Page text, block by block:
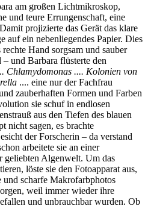
am großen Lichtmikroskop,
und teure Errungenschaft, eine
projizierte das Gerät das klare
auf ein nebenliegendes Papier. Dies
Hand sorgsam und sauber
und Barbara flüsterte den
Chlamydomonas .... Kolonien von
.... eine nur der Fachfrau
zauberhaften Formen und Farben
sie schuf in endlosen
aus den Tiefen des blauen
nicht sagen, es brachte
der Forscherin – da verstand
arbeitete sie an einer
geliebten Algenwelt. Um das
löste sie den Fotoapparat aus,
scharfe Makrofarbphotos
weil immer wieder ihre
und unbrauchbar wurden. Ob